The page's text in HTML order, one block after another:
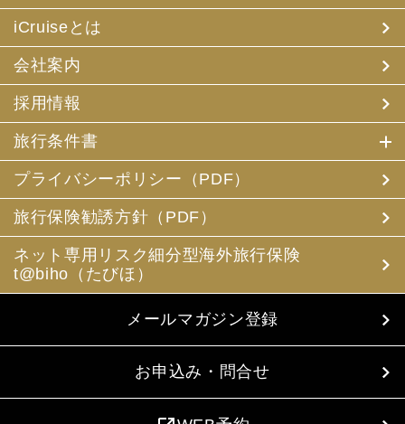
iCruiseとは
会社案内
採用情報
旅行条件書
プライバシーポリシー（PDF）
旅行保険勧誘方針（PDF）
ネット専用リスク細分型海外旅行保険
t@biho（たびほ）
メールマガジン登録
お申込み・問合せ